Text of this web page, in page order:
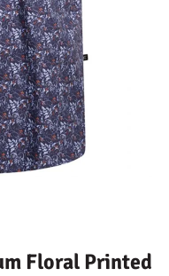
Floral Printed